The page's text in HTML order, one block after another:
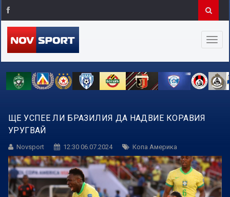
ЩЕ УСПЕЕ ЛИ БРАЗИЛИЯ ДА НАДВИЕ КОРАВИЯ
УРУГВАЙ
Novsport 12:30 06.07.2024 Копа Америка